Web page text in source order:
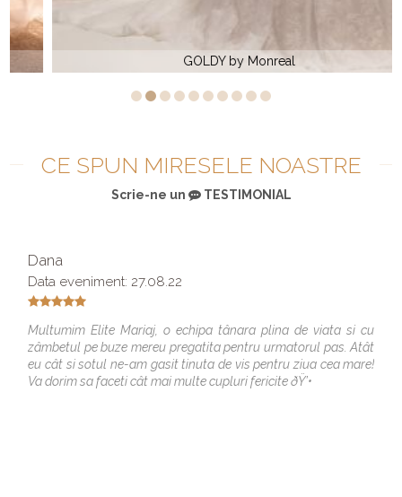
GOLDY by Monreal
CE SPUN MIRESELE NOASTRE
Scrie-ne un TESTIMONIAL
Dana
Data eveniment: 27.08.22
Multumim Elite Mariaj, o echipa tânara plina de viata si cu
zâmbetul pe buze mereu pregatita pentru urmatorul pas. Atât
eu cât si sotul ne-am gasit tinuta de vis pentru ziua cea mare!
Va dorim sa faceti cât mai multe cupluri fericite ðŸ’•